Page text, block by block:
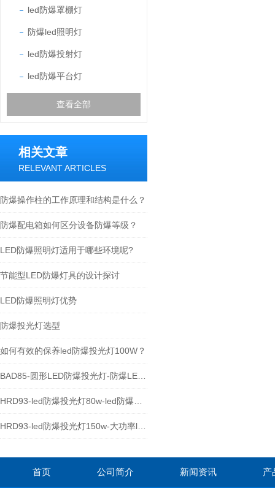
led防爆罩棚灯
防爆led照明灯
led防爆投射灯
led防爆平台灯
查看全部
相关文章
RELEVANT ARTICLES
防爆操作柱的工作原理和结构是什么？
防爆配电箱如何区分设备防爆等级？
LED防爆照明灯适用于哪些环境呢?
节能型LED防爆灯具的设计探讨
LED防爆照明灯优势
防爆投光灯选型
如何有效的保养led防爆投光灯100W？
首页 公司简介 新闻资讯 产